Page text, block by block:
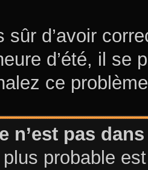
sûr d’avoir
d’été, il
ce
n’est pas
probable